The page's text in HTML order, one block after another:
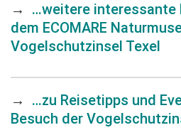
→ …weitere interessante
dem ECOMARE
Vogelschutzinsel Texel
→ …zu Reisetipps und
Besuch der